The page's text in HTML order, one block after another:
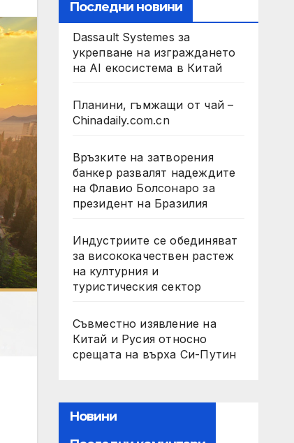
Последни новини
Dassault Systemes за
укрепване на изграждането
на AI екосистема в Китай
Планини, гъмжащи от чай –
Chinadaily.com.cn
Връзките на затворения
банкер развалят надеждите
на Флавио Болсонаро за
президент на Бразилия
Индустриите се обединяват
за висококачествен растеж
на културния и
туристическия сектор
Съвместно изявление на
Китай и Русия относно
срещата на върха Си-Путин
Новини